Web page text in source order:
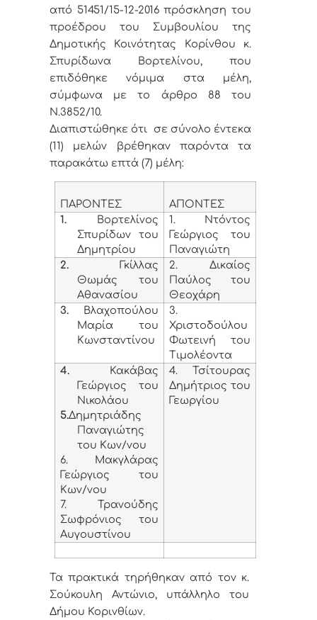
από 51451/15-12-2016 πρόσκληση του
προέδρου του Συμβουλίου της
Δημοτικής Κοινότητας Κορίνθου κ.
Σπυρίδωνα Βορτελίνου, που
επιδόθηκε νόμιμα στα μέλη,
σύμφωνα με το άρθρο 88 του
Ν.3852/10.
Διαπιστώθηκε ότι σε σύνολο έντεκα
(11) μελών βρέθηκαν παρόντα τα
παρακάτω επτά (7) μέλη:
ΠΑΡΟΝΤΕΣ
ΑΠΟΝΤΕΣ
1.
Βορτελίνος
Σπυρίδων του
Δημητρίου
1. Ντόντος
Γεώργιος του
Παναγιώτη
2.
Γκίλλας
Θωμάς του
Αθανασίου
2. Δικαίος
Παύλος του
Θεοχάρη
3.
Βλαχοπούλου
Μαρία του
Κωνσταντίνου
3.
Χριστοδούλου
Φωτεινή του
Τιμολέοντα
4. Κακάβας
Γεώργιος του
Νικολάου
5.Δημητριάδης
Παναγιώτης
του Κων/νου
6. Μακγλάρας
Γεώργιος του
Κων/νου
7. Τρανούδης
Σωφρόνιος του
Αυγουστίνου
4. Τσίτουρας
Δημήτριος του
Γεωργίου
Τα πρακτικά τηρήθηκαν από τον κ.
Σούκουλη Αντώνιο, υπάλληλο του
Δήμου Κορινθίων.